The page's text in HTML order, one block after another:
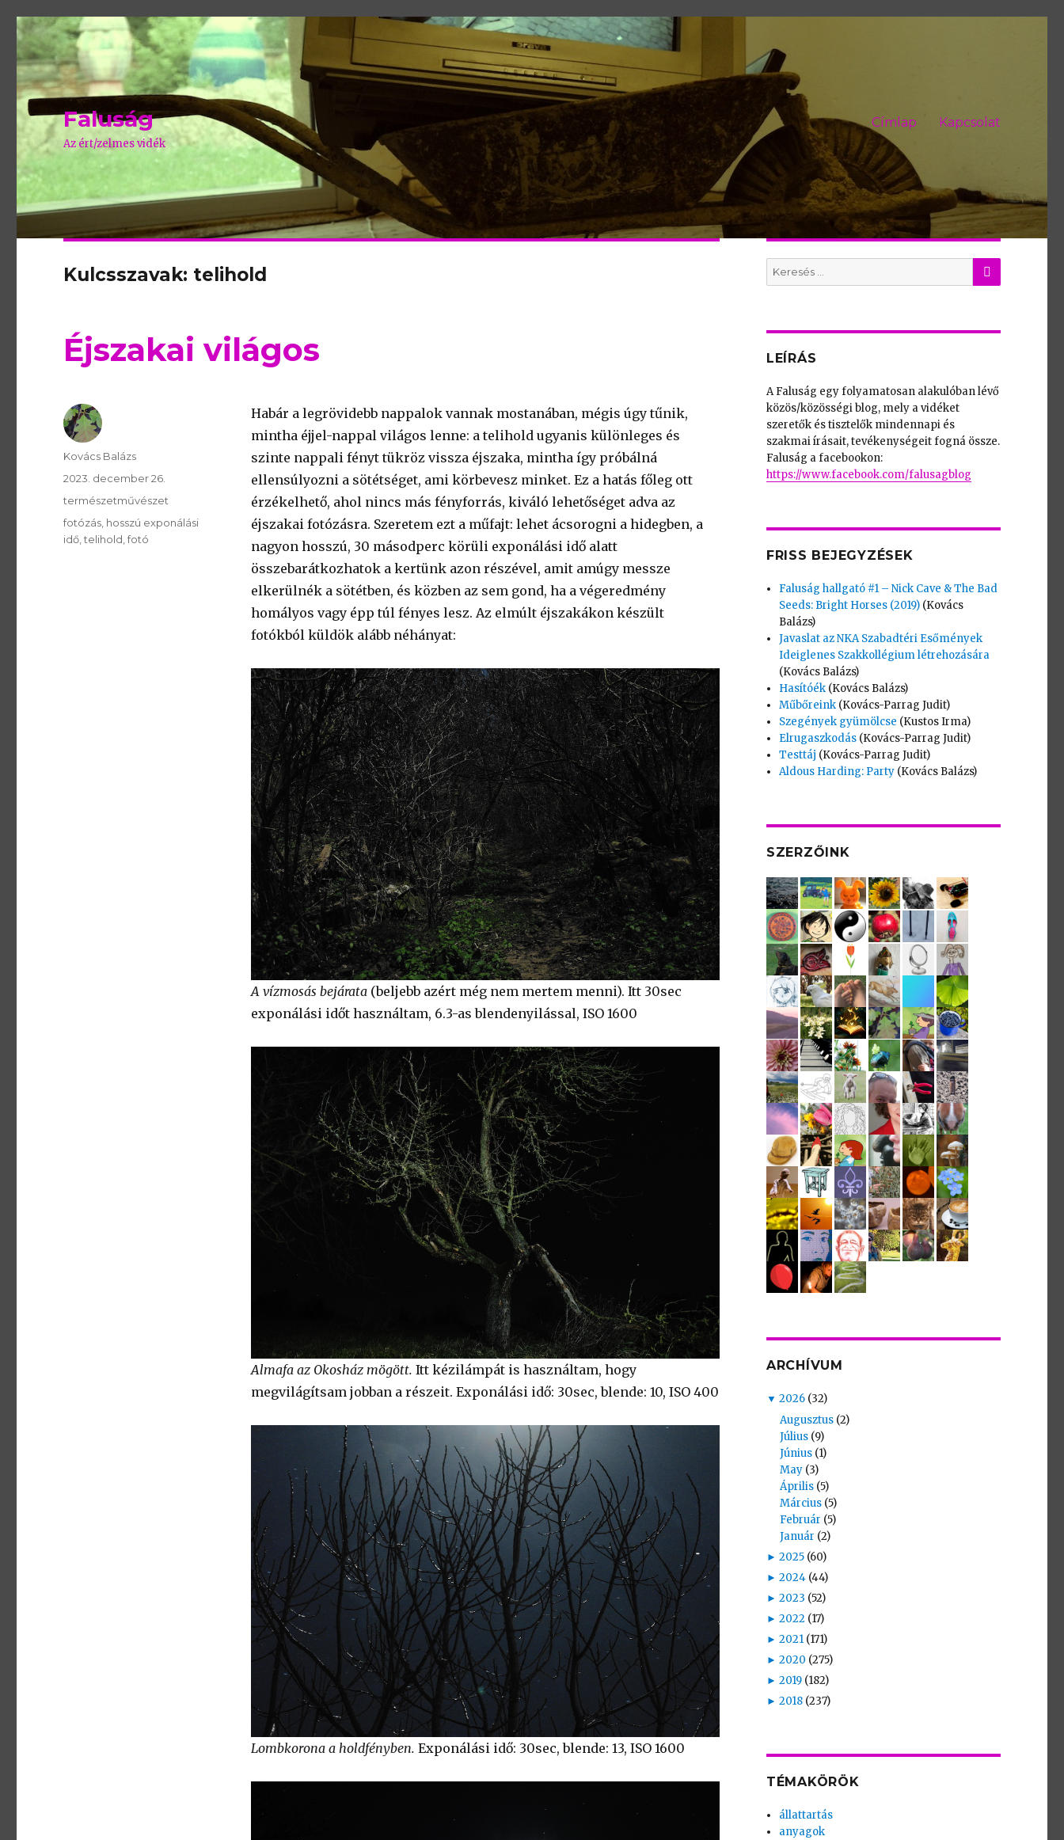
Faluság
Az ért/zelmes vidék
Címlap Kapcsolat
Kulcsszavak: telihold
Éjszakai világos
Habár a legrövidebb nappalok vannak mostanában, mégis úgy tűnik,
mintha éjjel-nappal világos lenne: a telihold ugyanis különleges és
szinte nappali fényt tükröz vissza éjszaka, mintha így próbálná
ellensúlyozni a sötétséget, ami körbevesz minket. Ez a hatás főleg ott
érzékelhető, ahol nincs más fényforrás, kiváló lehetőséget adva az
éjszakai fotózásra. Szeretem ezt a műfajt: lehet ácsorogni a hidegben, a
nagyon hosszú, 30 másodperc körüli exponálási idő alatt
összebarátkozhatok a kertünk azon részével, amit amúgy messze
elkerülnék a sötétben, és közben az sem gond, ha a végeredmény
homályos vagy épp túl fényes lesz. Az elmúlt éjszakákon készült
fotókból küldök alább néhányat:
A vízmosás bejárata(beljebb azért még nem mertem menni). Itt 30sec
exponálási időt használtam, 6.3-as blendenyilással, ISO 1600
Almafa az Okosház mögött. Itt kézilámpát is használtam, hogy
megvilágítsam jobban a részeit. Exponálási idő: 30sec, blende: 10, ISO 400
Lombkorona a holdfényben. Exponálási idő: 30sec, blende: 13, ISO 1600
Szerző
Kovács Balázs
Publikálva
2023. december 26.
Témakör
természetművészet
Kulcsszavak
fotózás hosszú exponálási
idő telihold fotó
Search
for:
KERES
LEÍRÁS
A Faluság egy folyamatosan alakulóban lévő
közös/közösségi blog, mely a vidéket
szeretők és tisztelők mindennapi és
szakmai írásait, tevékenységeit fogná össze.
Faluság a facebookon:
https://www.facebook.com/falusagblog
FRISS BEJEGYZÉSEK
Faluság hallgató #1 – Nick Cave & The Bad
Seeds: Bright Horses (2019) (Kovács
Balázs)
Javaslat az NKA Szabadtéri Esőmények
Ideiglenes Szakkollégium létrehozására
(Kovács Balázs)
Hasítóék (Kovács Balázs)
Műbőreink (Kovács-Parrag Judit)
Szegények gyümölcse (Kustos Irma)
Elrugaszkodás (Kovács-Parrag Judit)
Testtáj (Kovács-Parrag Judit)
Aldous Harding: Party (Kovács Balázs)
SZERZŐINK
ARCHÍVUM
▼ 2026 (32)
Augusztus (2)
Július (9)
Június (1)
May (3)
Április (5)
Március (5)
Február (5)
Január (2)
► 2025 (60)
► 2024 (44)
► 2023 (52)
► 2022 (17)
► 2021 (171)
► 2020 (275)
► 2019 (182)
► 2018 (237)
TÉMAKÖRÖK
állattartás
anyagok